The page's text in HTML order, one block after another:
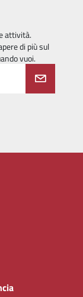
attività.
di più sul
vuoi.